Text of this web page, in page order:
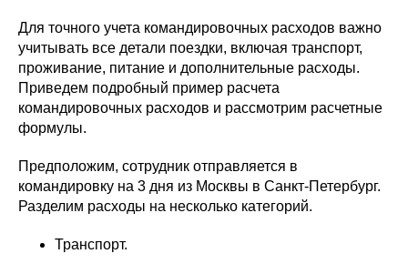
Для точного учета командировочных расходов важно
учитывать все детали поездки, включая транспорт,
проживание, питание и дополнительные расходы.
Приведем подробный пример расчета
командировочных расходов и рассмотрим расчетные
формулы.
Предположим, сотрудник отправляется в
командировку на 3 дня из Москвы в Санкт-Петербург.
Разделим расходы на несколько категорий.
Транспорт.